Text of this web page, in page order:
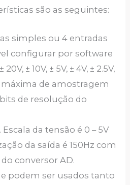
são as seguintes:
simples ou 4 entradas
configurar por software
± 10V, ± 5V, ± 4V, ± 2.5V,
máxima de amostragem
de resolução do
da tensão é 0 – 5V
da saída é 150Hz com
conversor AD.
podem ser usados tanto